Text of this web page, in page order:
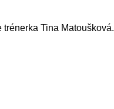
Tina Matoušková.